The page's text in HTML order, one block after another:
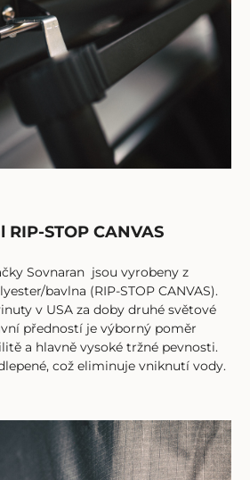
RIP-STOP CANVAS
Sovnaran jsou vyrobeny z
bavlna (RIP-STOP CANVAS).
v USA za doby druhé světové
předností je výborný poměr
a hlavně vysoké tržné pevnosti.
což eliminuje vniknutí vody.